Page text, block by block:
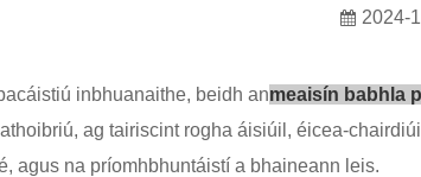
2024-
inbhuanaithe, beidh anmeaisín babhla
ag tairiscint rogha áisiúil, éicea-
agus na príomhbhuntáistí a bhaineann leis.